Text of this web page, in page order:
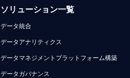
ソリューション一覧
データ統合
データアナリティクス
データマネジメントプラットフォーム構築
データガバナンス